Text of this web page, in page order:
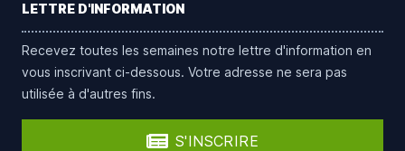
LETTRE D'INFORMATION
Recevez toutes les semaines notre lettre d'information en
vous inscrivant ci-dessous. Votre adresse ne sera pas
utilisée à d'autres fins.
S'INSCRIRE